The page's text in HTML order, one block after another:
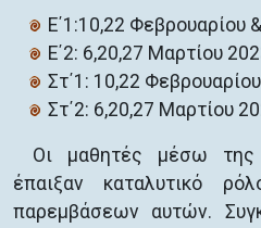
Ε΄1:10,22 Φεβρουαρίου
Ε΄2: 6,20,27 Μαρτίου
Στ΄1: 10,22
Στ΄2: 6,20,27 Μαρτίου
Οι μαθητές μέσω της
έπαιξαν καταλυτικό
παρεμβάσεων αυτών.